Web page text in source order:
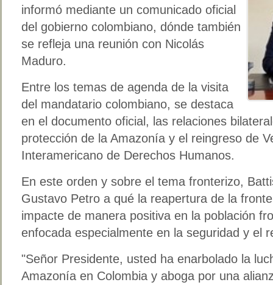
informó mediante un comunicado oficial
del gobierno colombiano, dónde también
se refleja una reunión con Nicolás
Maduro.
Entre los temas de agenda de la visita
del mandatario colombiano, se destaca
en el documento oficial, las relaciones
protección de la Amazonía y el reingreso de
Interamericano de Derechos Humanos.
En este orden y sobre el tema fronterizo,
Gustavo Petro a qué la reapertura de la
impacte de manera positiva en la población
enfocada especialmente en la seguridad y el
"Señor Presidente, usted ha enarbolado la
Amazonía en Colombia y aboga por una